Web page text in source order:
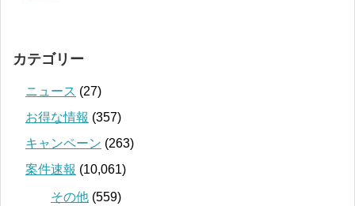
カテゴリー
ニュース (27)
お得な情報 (357)
キャンペーン (263)
案件速報 (10,061)
その他 (559)